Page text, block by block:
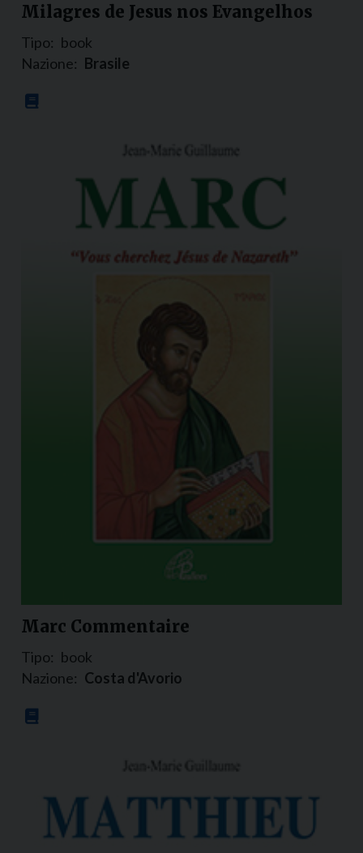
Milagres de Jesus nos Evangelhos
Tipo: book
Nazione: Brasile
Marc Commentaire
Tipo: book
Nazione: Costa d'Avorio